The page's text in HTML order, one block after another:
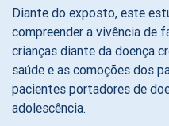
Diante do exposto, este
compreender a vivência de
crianças diante da doença
saúde e as comoções dos
pacientes portadores de
adolescência.